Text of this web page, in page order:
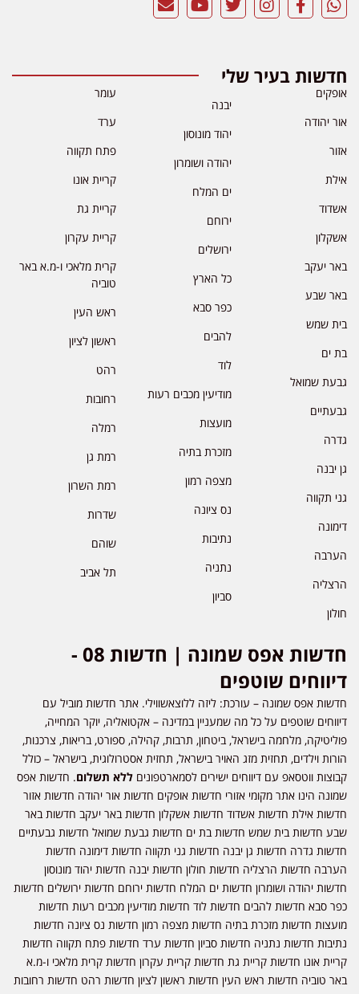
חדשות בעיר שלי
אופקים
אור יהודה
אזור
אילת
אשדוד
אשקלון
באר יעקב
באר שבע
בית שמש
בת ים
גבעת שמואל
גבעתיים
גדרה
גן יבנה
גני תקווה
דימונה
הערבה
הרצליה
חולון
יבנה
יהוד מונוסון
יהודה ושומרון
ים המלח
ירוחם
ירושלים
כל הארץ
כפר סבא
להבים
לוד
מודיעין מכבים רעות
מועצות
מזכרת בתיה
מצפה רמון
נס ציונה
נתיבות
נתניה
סביון
עומר
ערד
פתח תקווה
קריית אונו
קריית גת
קריית עקרון
קרית מלאכי ו-מ.א באר
טוביה
ראש העין
ראשון לציון
רהט
רחובות
רמלה
רמת גן
רמת השרון
שדרות
שוהם
תל אביב
חדשות אפס שמונה | חדשות 08 -
דיווחים שוטפים
חדשות אפס שמונה – עורכת: ליזה ללוצאשווילי. אתר חדשות מוביל עם
דיווחים שוטפים על כל מה שמעניין במדינה – אקטואליה, יוקר המחייה,
פוליטיקה, מלחמה בישראל, ביטחון, תרבות, קהילה, ספורט, בריאות, צרכנות,
הורות וילדים, תחזית מזג האויר בישראל, תחזית אסטרולוגית, בישראל – כולל
קבוצות ווטסאפ עם דיווחים ישירים לסמארטפונים ללא תשלום. חדשות אפס
שמונה הינו אתר מקומי אזורי חדשות אופקים חדשות אור יהודה חדשות אזור
חדשות אילת חדשות אשדוד חדשות אשקלון חדשות באר יעקב חדשות באר
שבע חדשות בית שמש חדשות בת ים חדשות גבעת שמואל חדשות גבעתיים
חדשות גדרה חדשות גן יבנה חדשות גני תקווה חדשות דימונה חדשות
הערבה חדשות הרצליה חדשות חולון חדשות יבנה חדשות יהוד מונוסון
חדשות יהודה ושומרון חדשות ים המלח חדשות ירוחם חדשות ירושלים חדשות
כפר סבא חדשות להבים חדשות לוד חדשות מודיעין מכבים רעות חדשות
מועצות חדשות מזכרת בתיה חדשות מצפה רמון חדשות נס ציונה חדשות
נתיבות חדשות נתניה חדשות סביון חדשות ערד חדשות פתח תקווה חדשות
קריית אונו חדשות קריית גת חדשות קריית עקרון חדשות קרית מלאכי ו-מ.א
באר טוביה חדשות ראש העין חדשות ראשון לציון חדשות רהט חדשות רחובות